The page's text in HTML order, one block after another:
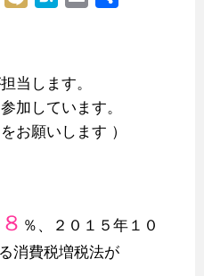
n
a
当します。
加しています。
お願いします ）
８ ％、２０１５年１０
消費税増税法が